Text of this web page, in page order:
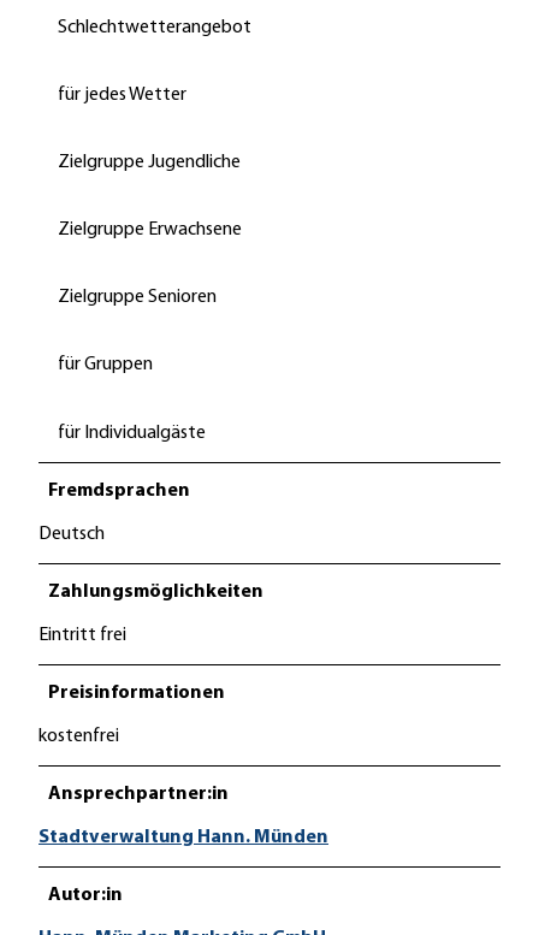
Schlechtwetterangebot
für jedes Wetter
Zielgruppe Jugendliche
Zielgruppe Erwachsene
Zielgruppe Senioren
für Gruppen
für Individualgäste
Fremdsprachen
Deutsch
Zahlungsmöglichkeiten
Eintritt frei
Preisinformationen
kostenfrei
Ansprechpartner:in
Stadtverwaltung Hann. Münden
Autor:in